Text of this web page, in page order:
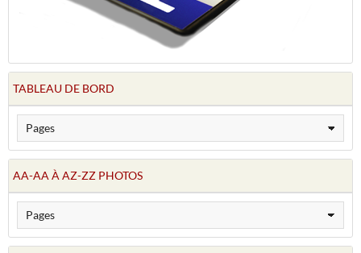
TABLEAU DE BORD
AA-AA À AZ-ZZ PHOTOS